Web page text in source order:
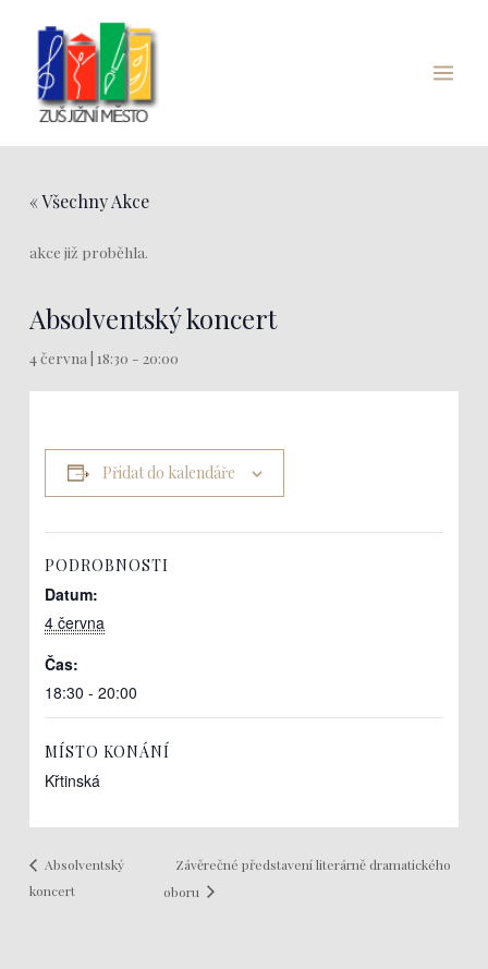
Menu
« Všechny Akce
akce již proběhla.
Absolventský koncert
4 června | 18:30 -20:00
Přidat do kalendáře
PODROBNOSTI
Datum:
4 června
Čas:
18:30 - 20:00
MÍSTO KONÁNÍ
Křtinská
Absolventský
koncert
Závěrečné představení literárně dramatického
oboru